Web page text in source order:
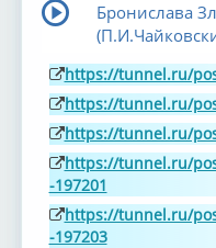
Бронислава
https://tunnel.ru/
https://tunnel.ru/
https://tunnel.ru/
https://tunnel.ru/
-197201
https://tunnel.ru/
-197203